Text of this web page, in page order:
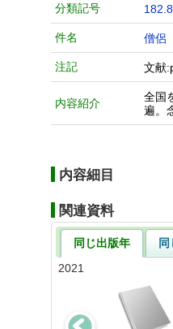
分類記号
件名 僧侶
注記 文献
内容紹介
全国
遍。
内容細目
関連資料
同じ出版年
2021